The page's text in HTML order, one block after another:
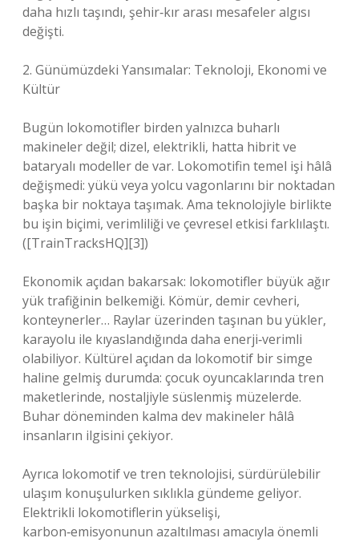
daha hızlı taşındı, şehir‑kır arası mesafeler algısı
değişti.
2. Günümüzdeki Yansımalar: Teknoloji, Ekonomi ve
Kültür
Bugün lokomotifler birden yalnızca buharlı
makineler değil; dizel, elektrikli, hatta hibrit ve
bataryalı modeller de var. Lokomotifin temel işi hâlâ
değişmedi: yükü veya yolcu vagonlarını bir noktadan
başka bir noktaya taşımak. Ama teknolojiyle birlikte
bu işin biçimi, verimliliği ve çevresel etkisi farklılaştı.
([TrainTracksHQ][3])
Ekonomik açıdan bakarsak: lokomotifler büyük ağır
yük trafiğinin belkemiği. Kömür, demir cevheri,
konteynerler… Raylar üzerinden taşınan bu yükler,
karayolu ile kıyaslandığında daha enerji‑verimli
olabiliyor. Kültürel açıdan da lokomotif bir simge
haline gelmiş durumda: çocuk oyuncaklarında tren
maketlerinde, nostaljiyle süslenmiş müzelerde.
Buhar döneminden kalma dev makineler hâlâ
insanların ilgisini çekiyor.
Ayrıca lokomotif ve tren teknolojisi, sürdürülebilir
ulaşım konuşulurken sıklıkla gündeme geliyor.
Elektrikli lokomotiflerin yükselişi,
karbon‑emisyonunun azaltılması amacıyla önemli